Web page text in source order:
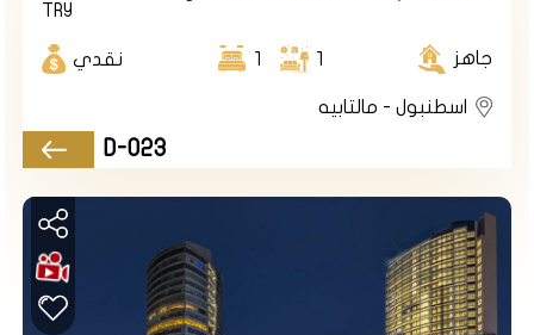
TRY
جاهز 1
1 نقدي
اسطنبول - مالتابيه
D-023